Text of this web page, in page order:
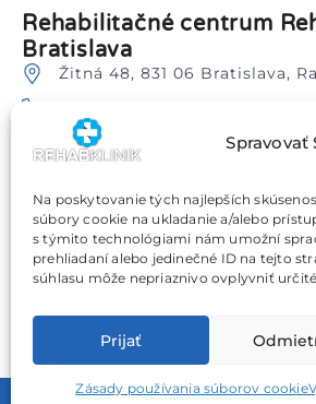
Spravovať
Na poskytovanie tých najlepších
súbory cookie na ukladanie a/alebo
s týmito technológiami nám umožní
prehliadaní alebo jedinečné ID na tejto
súhlasu môže nepriaznivo ovplyvniť
Prijať
Zásady používania súborov cookie
Rehabilitačné centrum
Bratislava
Žitná 48, 831 06 Bratislava,
info@rehabklinik.sk
Blízka dostupnosť lokalít:
Pezinok a okolie.
Dostupné termíny
Príjemné rodinné prostredie